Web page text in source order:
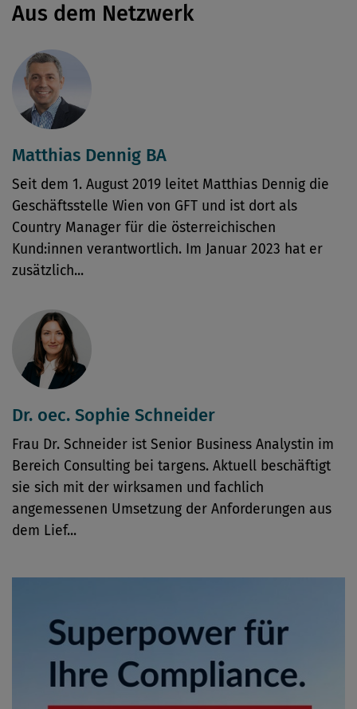
Aus dem Netzwerk
Matthias Dennig BA
Seit dem 1. August 2019 leitet Matthias Dennig die
Geschäftsstelle Wien von GFT und ist dort als
Country Manager für die österreichischen
Kund:innen verantwortlich. Im Januar 2023 hat er
zusätzlich...
Dr. oec. Sophie Schneider
Frau Dr. Schneider ist Senior Business Analystin im
Bereich Consulting bei targens. Aktuell beschäftigt
sie sich mit der wirksamen und fachlich
angemessenen Umsetzung der Anforderungen aus
dem Lief...